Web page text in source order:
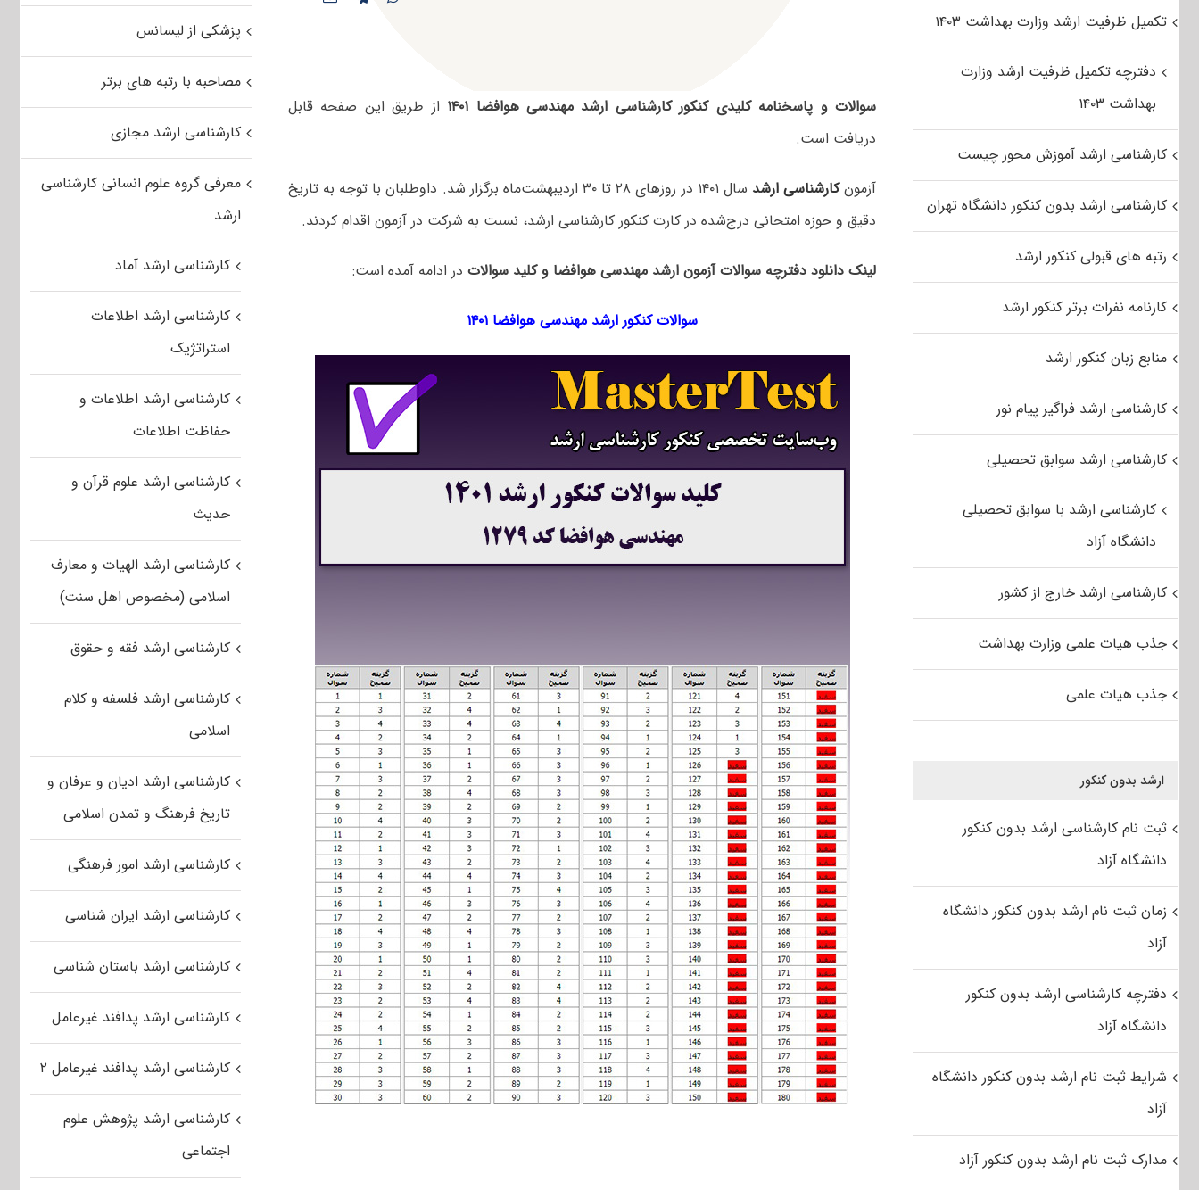
سوالات و پاسخنامه کلیدی کنکور کارشناسی ارشد مهندسی هوافضا ۱۴۰۱
از طریق این صفحه قابل
دریافت است.
آزمونکارشناسی ارشد
سال ۱۴۰۱ در روزهای ۲۸ تا ۳۰ اردیبهشت‌ماه برگزار شد. داوطلبان با توجه به تاریخ
دقیق و حوزه امتحانی درج‌شده در کارت کنکور کارشناسی ارشد، نسبت به شرکت در آزمون اقدام کردند.
لینک دانلود دفترچه سوالات آزمون ارشد مهندسی هوافضا و کلید سوالاتدر ادامه آمده است:
سوالات کنکور ارشد مهندسی هوافضا ۱۴۰۱
پزشکی از لیسانس
مصاحبه با رتبه های برتر
کارشناسی ارشد مجازی
معرفی گروه علوم انسانی کارشناسی
ارشد
کارشناسی ارشد آماد
کارشناسی ارشد اطلاعات
استراتژیک
کارشناسی ارشد اطلاعات و
حفاظت اطلاعات
کارشناسی ارشد علوم قرآن و
حدیث
کارشناسی ارشد الهیات و معارف
اسلامی (مخصوص اهل سنت)
کارشناسی ارشد فقه و حقوق
کارشناسی ارشد فلسفه و کلام
اسلامی
کارشناسی ارشد ادیان و عرفان و
تاریخ فرهنگ و تمدن اسلامی
کارشناسی ارشد امور فرهنگی
کارشناسی ارشد ایران شناسی
کارشناسی ارشد باستان شناسی
کارشناسی ارشد پدافند غیرعامل
کارشناسی ارشد پدافند غیرعامل ۲
کارشناسی ارشد پژوهش علوم
اجتماعی
تکمیل ظرفیت ارشد وزارت بهداشت ۱۴۰۳
دفترچه تکمیل ظرفیت ارشد وزارت
بهداشت ۱۴۰۳
کارشناسی ارشد آموزش محور چیست
کارشناسی ارشد بدون کنکور دانشگاه تهران
رتبه های قبولی کنکور ارشد
کارنامه نفرات برتر کنکور ارشد
منابع زبان کنکور ارشد
کارشناسی ارشد فراگیر پیام نور
کارشناسی ارشد سوابق تحصیلی
کارشناسی ارشد با سوابق تحصیلی
دانشگاه آزاد
کارشناسی ارشد خارج از کشور
جذب هیات علمی وزارت بهداشت
جذب هیات علمی
ارشد بدون کنکور
ثبت نام کارشناسی ارشد بدون کنکور
دانشگاه آزاد
زمان ثبت نام ارشد بدون کنکور دانشگاه
آزاد
دفترچه کارشناسی ارشد بدون کنکور
دانشگاه آزاد
شرایط ثبت نام ارشد بدون کنکور دانشگاه
آزاد
مدارک ثبت نام ارشد بدون کنکور آزاد